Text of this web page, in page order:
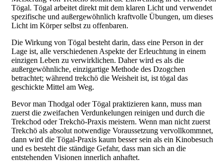
Tögal. Tögal arbeitet direkt mit dem klaren Licht und verwendet
spezifische und außergewöhnlich kraftvolle Übungen, um dieses
Licht im Körper selbst zu offenbaren.
Die Wirkung von Tögal besteht darin, dass eine Person in der
Lage ist, alle verschiedenen Aspekte der Erleuchtung in einem
einzigen Leben zu verwirklichen. Daher wird es als die
außergewöhnliche, einzigartige Methode des Dzogchen
betrachtet; während trekchö die Weisheit ist, ist tögal das
geschickte Mittel am Weg.
Bevor man Thodgal oder Tögal praktizieren kann, muss man
zuerst die zweifachen Verdunkelungen reinigen und durch die
Trekchod oder Trekchö-Praxis meistern. Wenn man nicht zuerst
Trekchö als absolut notwendige Voraussetzung vervollkommnet,
dann wird die Tögal-Praxis kaum besser sein als ein Kinobesuch
und es besteht die ständige Gefahr, dass man sich an die
entstehenden Visionen innerlich anhaftet.